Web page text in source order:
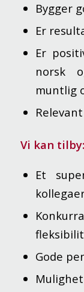
Bygger
Er
Er
norsk
muntlig
Vi kan tilby:
Et
Gode